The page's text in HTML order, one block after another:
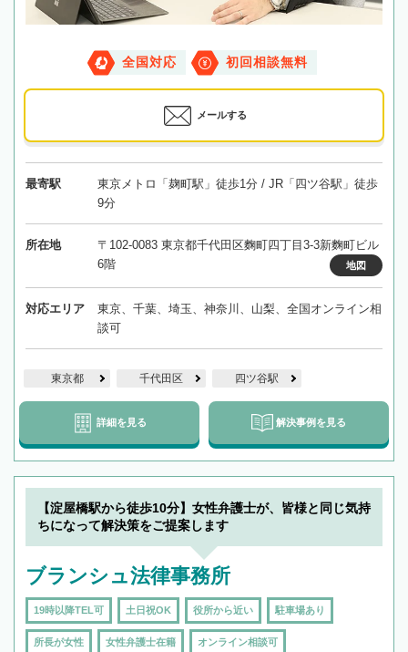
全国対応 初回相談無料
メールする
最寄駅
東京メトロ「麹町駅」徒歩1分 / JR「四ツ谷駅」徒歩
9分
所在地
〒102-0083 東京都千代田区麴町四丁目3-3新麴町ビル
6階
地図
対応エリア
東京、千葉、埼玉、神奈川、山梨、全国オンライン相
談可
東京都 千代田区 四ツ谷駅
詳細を見る 解決事例を見る
【淀屋橋駅から徒歩10分】女性弁護士が、皆様と同じ気持
ちになって解決策をご提案します
ブランシュ法律事務所
19時以降TEL可 土日祝OK 役所から近い 駐車場あり
所長が女性 女性弁護士在籍 オンライン相談可